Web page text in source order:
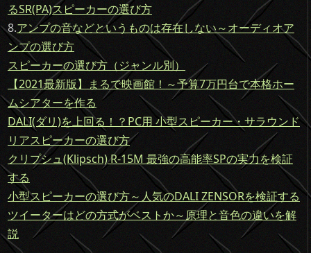
るSR(PA)スピーカーの選び方
8.アンプの音などというものは存在しない～オーディオア
ンプの選び方
スピーカーの選び方（ジャンル別）
【2021最新版】まるで映画館！～予算7万円台で本格ホー
ムシアターを作る
DALI(ダリ)を上回る！？PC用 小型スピーカー・サラウンド
リアスピーカーの選び方
クリプシュ(Klipsch) R-15M 最強の高能率SPの実力を検証
する
小型スピーカーの選び方～人気のDALI ZENSORを検証する
ツイーターはどの方式がベストか～原理と音色の違いを解
説